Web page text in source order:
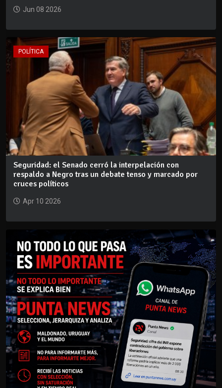
Jun 08 2026
POLÍTICA
Seguridad: el Senado cerró la interpelación con
respaldo a Negro tras un debate tenso y marcado por
cruces políticos
Apr 10 2026